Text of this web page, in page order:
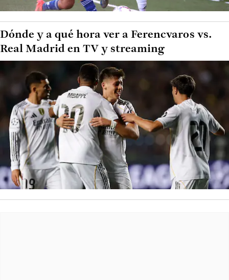
Dónde y a qué hora ver a Ferencvaros vs.
Real Madrid en TV y streaming